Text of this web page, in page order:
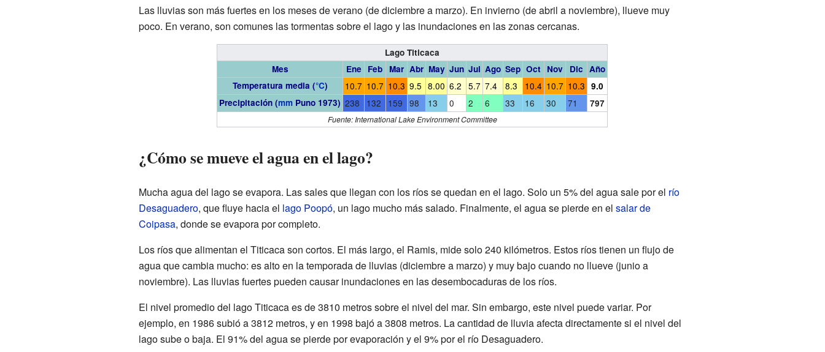
Las lluvias son más fuertes en los meses de verano (de diciembre a marzo). En invierno (de abril a noviembre), llueve muy
poco. En verano, son comunes las tormentas sobre el lago y las inundaciones en las zonas cercanas.
Lago Titicaca
Mes
Ene Feb Mar Abr May Jun Jul Ago Sep Oct Nov Dic
Año
Temperatura media (°C) 10.7 10.7 10.3 9.5 8.00 6.2 5.7 7.4 8.3 10.4 10.7 10.3
9.0
Precipitación (mm Puno 1973) 238 132 159 98 13 0 2 6 33 16 30 71 797
Fuente: International Lake Environment Committee
¿Cómo se mueve el agua en el lago?
Mucha agua del lago se evapora. Las sales que llegan con los ríos se quedan en el lago. Solo un 5% del agua sale por el río
Desaguadero, que fluye hacia el lago Poopó, un lago mucho más salado. Finalmente, el agua se pierde en el salar de
Coipasa, donde se evapora por completo.
Los ríos que alimentan el Titicaca son cortos. El más largo, el Ramis, mide solo 240 kilómetros. Estos ríos tienen un flujo de
agua que cambia mucho: es alto en la temporada de lluvias (diciembre a marzo) y muy bajo cuando no llueve (junio a
noviembre). Las lluvias fuertes pueden causar inundaciones en las desembocaduras de los ríos.
El nivel promedio del lago Titicaca es de 3810 metros sobre el nivel del mar. Sin embargo, este nivel puede variar. Por
ejemplo, en 1986 subió a 3812 metros, y en 1998 bajó a 3808 metros. La cantidad de lluvia afecta directamente si el nivel del
lago sube o baja. El 91% del agua se pierde por evaporación y el 9% por el río Desaguadero.